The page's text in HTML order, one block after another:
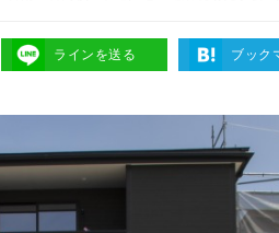
ラインを送る ブック